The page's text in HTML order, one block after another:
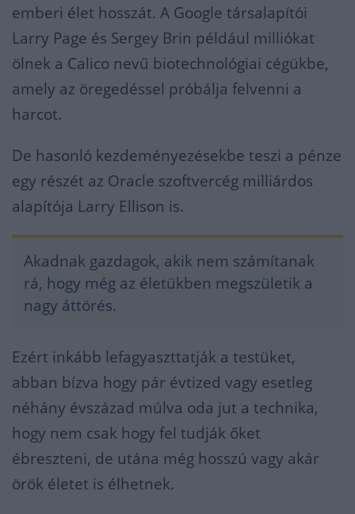
emberi élet hosszát. A Google társalapítói
Larry Page és Sergey Brin például milliókat
ölnek a Calico nevű biotechnológiai cégükbe,
amely az öregedéssel próbálja felvenni a
harcot.
De hasonló kezdeményezésekbe teszi a pénze
egy részét az Oracle szoftvercég milliárdos
alapítója Larry Ellison is.
Akadnak gazdagok, akik nem számítanak
rá, hogy még az életükben megszületik a
nagy áttörés.
Ezért inkább lefagyaszttatják a testüket,
abban bízva hogy pár évtized vagy esetleg
néhány évszázad múlva oda jut a technika,
hogy nem csak hogy fel tudják őket
ébreszteni, de utána még hosszú vagy akár
örök életet is élhetnek.